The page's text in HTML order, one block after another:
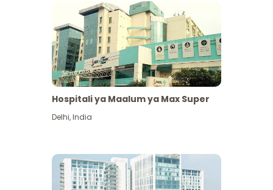
Hospitali ya Maalum ya Max Super
Delhi,India